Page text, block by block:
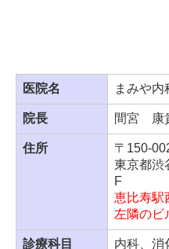
いたします。
御来院いただいた患者様
願いする場合もあります
い申し上げます。
感染法上の分類が５類に
染力が弱くなったわけで
防するため、我々スタッ
ご迷惑をおかけしますが
てお願い申しあげます。
医院名 まみや内
院長 間宮 康
住所
〒150-
東京都渋
F
恵比寿駅
左隣のビ
診療科目 内科、消